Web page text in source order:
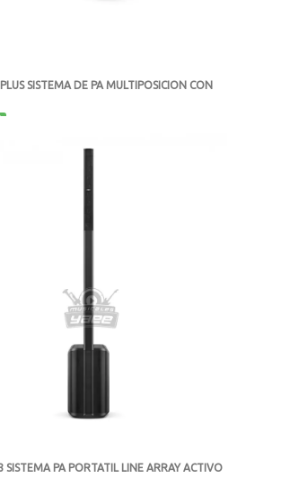
SISTEMA DE PA MULTIPOSICION CON
SISTEMA PA PORTATIL LINE ARRAY ACTIVO